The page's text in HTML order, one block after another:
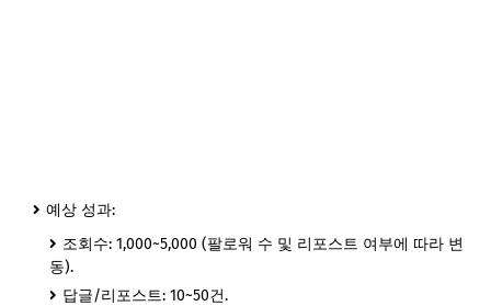
예상 성과:
조회수: 1,000~5,000 (팔로워 수 및 리포스트 여부에 따라 변
동).
답글/리포스트: 10~50건.